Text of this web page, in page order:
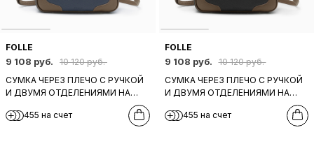
FOLLE
9 108 руб.
10 120 руб.
СУМКА ЧЕРЕЗ ПЛЕЧО С РУЧКОЙ
И ДВУМЯ ОТДЕЛЕНИЯМИ НА
НАТУРАЛЬНОЙ ТЕМНО-СИНЕЙ
455 на счет
FOLLE
9 108 руб.
10 120 руб.
СУМКА ЧЕРЕЗ ПЛЕЧО С РУЧКОЙ
И ДВУМЯ ОТДЕЛЕНИЯМИ НА
НАТУРАЛЬНОЙ ЧЕРНОЙ КОЖИ
455 на счет